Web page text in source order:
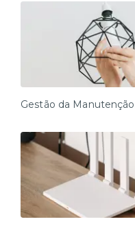
Gestão da Manutenção